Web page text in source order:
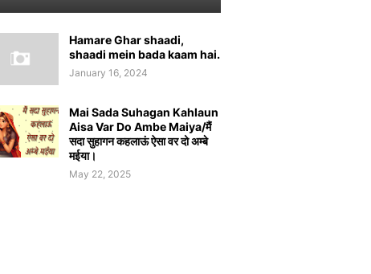
Hamare Ghar shaadi,
shaadi mein bada kaam hai.
January 16, 2024
Mai Sada Suhagan Kahlaun
Aisa Var Do Ambe Maiya/मैं
सदा सुहागन कहलाऊं ऐसा वर दो अम्बे
मईया।
May 22, 2025